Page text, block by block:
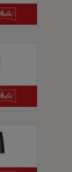
savu kafiju
vienlaicīgi —
gatavo
pēc kārtas.
krāsainu
izvēle būtu ātra
aparātu